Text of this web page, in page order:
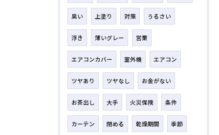
臭い 上塗り 対策 うるさい
浮き 薄いグレー 営業
エアコンカバー 室外機 エアコン
ツヤあり ツヤなし お金がない
お茶出し 大手 火災保険 条件
カーテン 閉める 乾燥期間 季節